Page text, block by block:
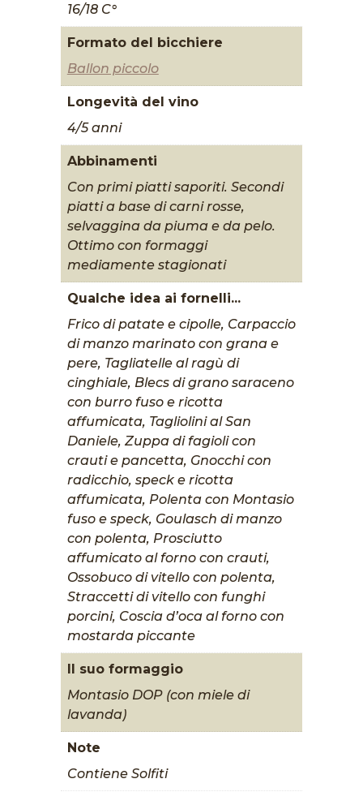
16/18 C°
Formato del bicchiere
Ballon piccolo
Longevità del vino
4/5 anni
Abbinamenti
Con primi piatti saporiti. Secondi
piatti a base di carni rosse,
selvaggina da piuma e da pelo.
Ottimo con formaggi
mediamente stagionati
Qualche idea ai fornelli...
Frico di patate e cipolle, Carpaccio
di manzo marinato con grana e
pere, Tagliatelle al ragù di
cinghiale, Blecs di grano saraceno
con burro fuso e ricotta
affumicata, Tagliolini al San
Daniele, Zuppa di fagioli con
crauti e pancetta, Gnocchi con
radicchio, speck e ricotta
affumicata, Polenta con Montasio
fuso e speck, Goulasch di manzo
con polenta, Prosciutto
affumicato al forno con crauti,
Ossobuco di vitello con polenta,
Straccetti di vitello con funghi
porcini, Coscia d’oca al forno con
mostarda piccante
Il suo formaggio
Montasio DOP (con miele di
lavanda)
Note
Contiene Solfiti